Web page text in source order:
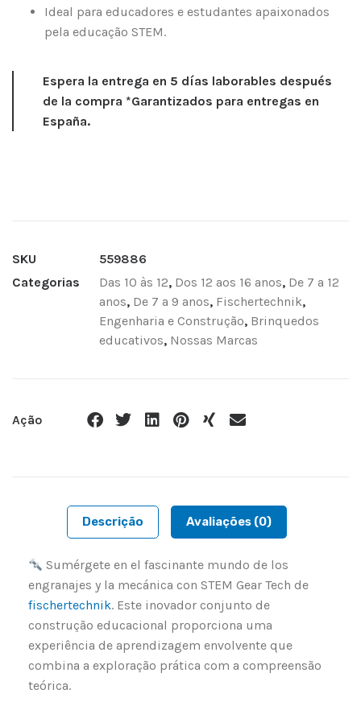
Ideal para educadores e estudantes apaixonados
pela educação STEM.
Espera la entrega en 5 días laborables después
de la compra *Garantizados para entregas en
España.
SKU
559886
Categorias
Das 10 às 12, Dos 12 aos 16 anos, De 7 a 12
anos, De 7 a 9 anos, Fischertechnik,
Engenharia e Construção, Brinquedos
educativos, Nossas Marcas
Ação
Descrição Avaliações (0)
Sumérgete en el fascinante mundo de los
engranajes y la mecánica con STEM Gear Tech de
fischertechnik. Este inovador conjunto de
construção educacional proporciona uma
experiência de aprendizagem envolvente que
combina a exploração prática com a compreensão
teórica.